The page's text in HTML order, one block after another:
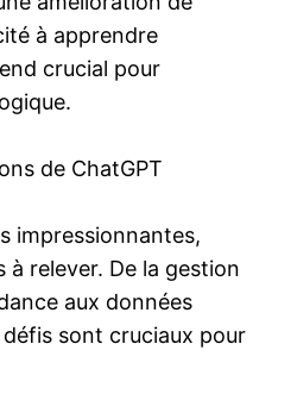
à apprendre
crucial pour
de ChatGPT
impressionnantes,
à relever. De la gestion
aux données
défis sont cruciaux pour